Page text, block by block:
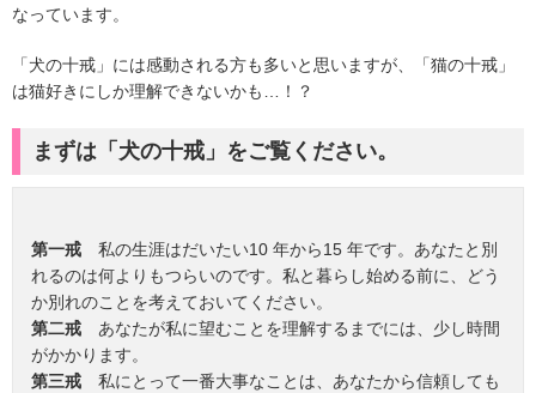
なっています。
「犬の十戒」には感動される方も多いと思いますが、「猫の十戒」
は猫好きにしか理解できないかも…！？
まずは「犬の十戒」をご覧ください。
第一戒 私の生涯はだいたい10 年から15 年です。あなたと別
れるのは何よりもつらいのです。私と暮らし始める前に、どう
か別れのことを考えておいてください。
第二戒 あなたが私に望むことを理解するまでには、少し時間
がかかります。
第三戒 私にとって一番大事なことは、あなたから信頼しても